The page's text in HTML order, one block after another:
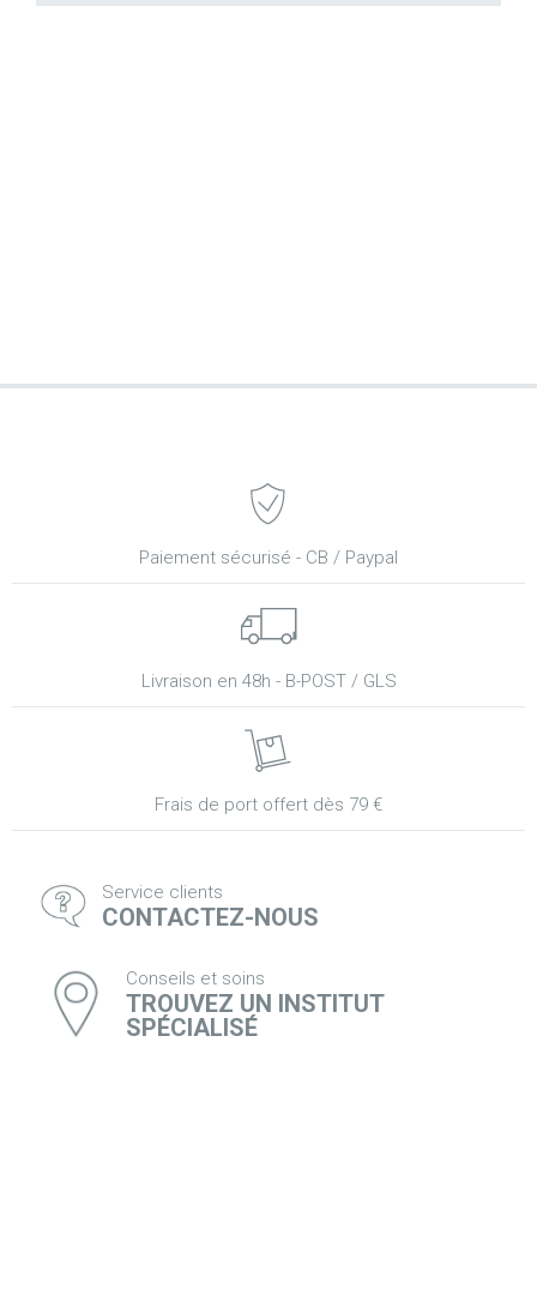
Paiement sécurisé - CB / Paypal
Livraison en 48h - B-POST / GLS
Frais de port offert dès 79 €
Service clients
CONTACTEZ-NOUS
Conseils et soins
TROUVEZ UN INSTITUT
SPÉCIALISÉ